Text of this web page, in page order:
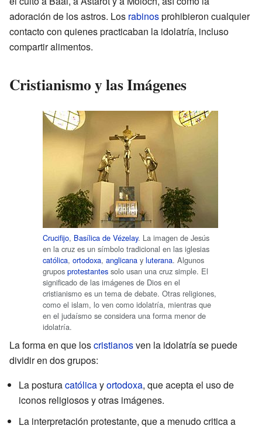
adoración de los astros. Los rabinosprohibieron cualquier
contacto con quienes practicaban la idolatría, incluso
compartir alimentos.
Cristianismo y las Imágenes
Crucifijo, Basílica de Vézelay. La imagen de Jesús
en la cruz es un símbolo tradicional en las iglesias
católica, ortodoxa, anglicana y luterana. Algunos
grupos protestantes solo usan una cruz simple. El
significado de las imágenes de Dios en el
cristianismo es un tema de debate. Otras religiones,
como el islam, lo ven como idolatría, mientras que
en el judaísmo se considera una forma menor de
idolatría.
La forma en que loscristianosven la idolatría se puede
dividir en dos grupos:
La posturacatólicayortodoxa, que acepta el uso de
iconos religiosos y otras imágenes.
La interpretación protestante, que a menudo critica a